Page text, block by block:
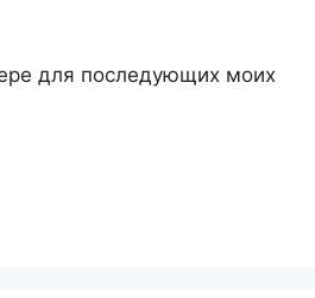
для последующих моих